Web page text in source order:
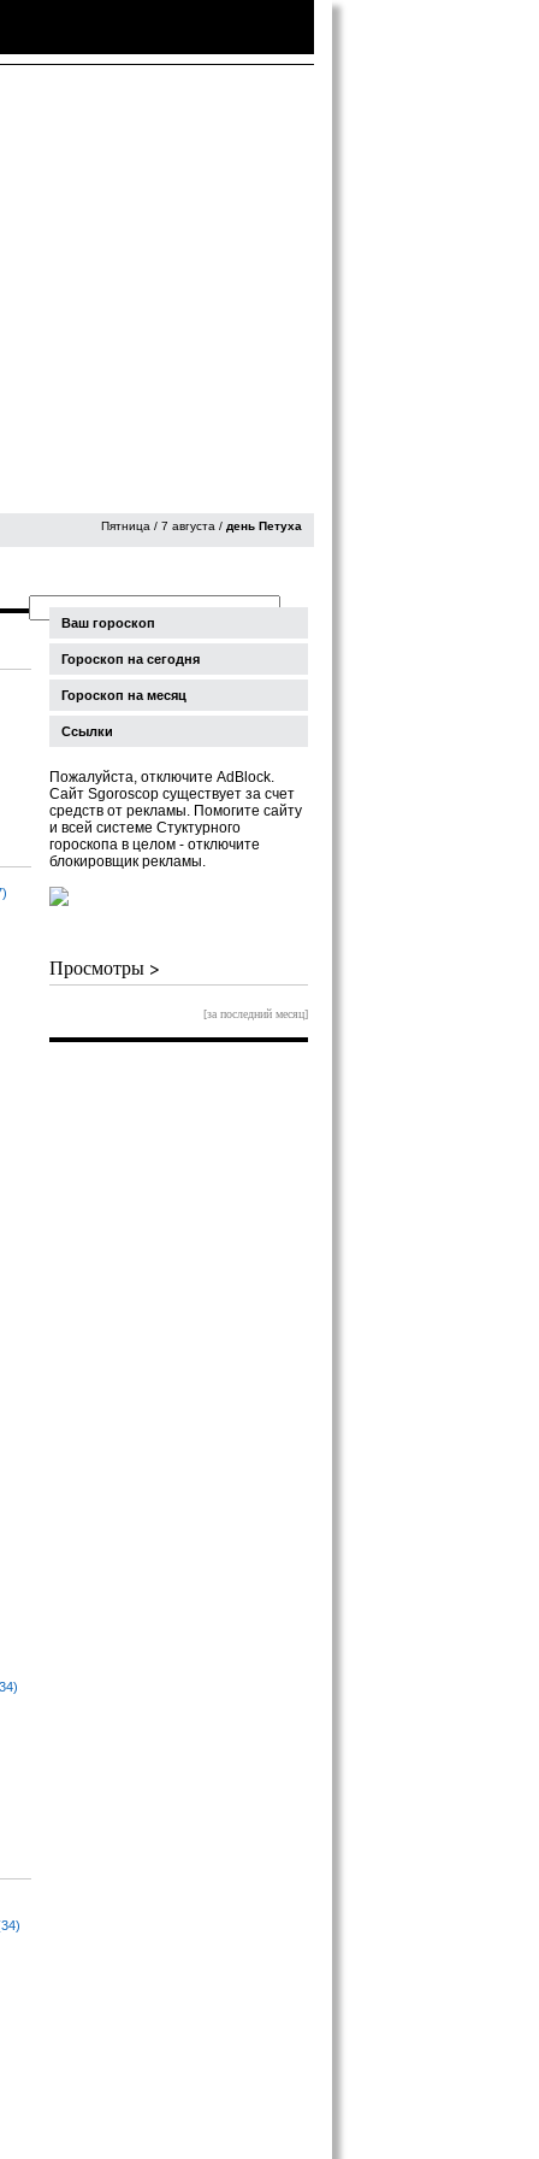
Пятница / 7 августа / день Петуха
Ваш гороскоп
Гороскоп на сегодня
Гороскоп на месяц
Ссылки
Пожалуйста, отключите AdBlock.
Сайт Sgoroscop существует за счет
средств от рекламы. Помогите сайту
и всей системе Стуктурного
гороскопа в целом - отключите
блокировщик рекламы.
Просмотры >
[за последний месяц]